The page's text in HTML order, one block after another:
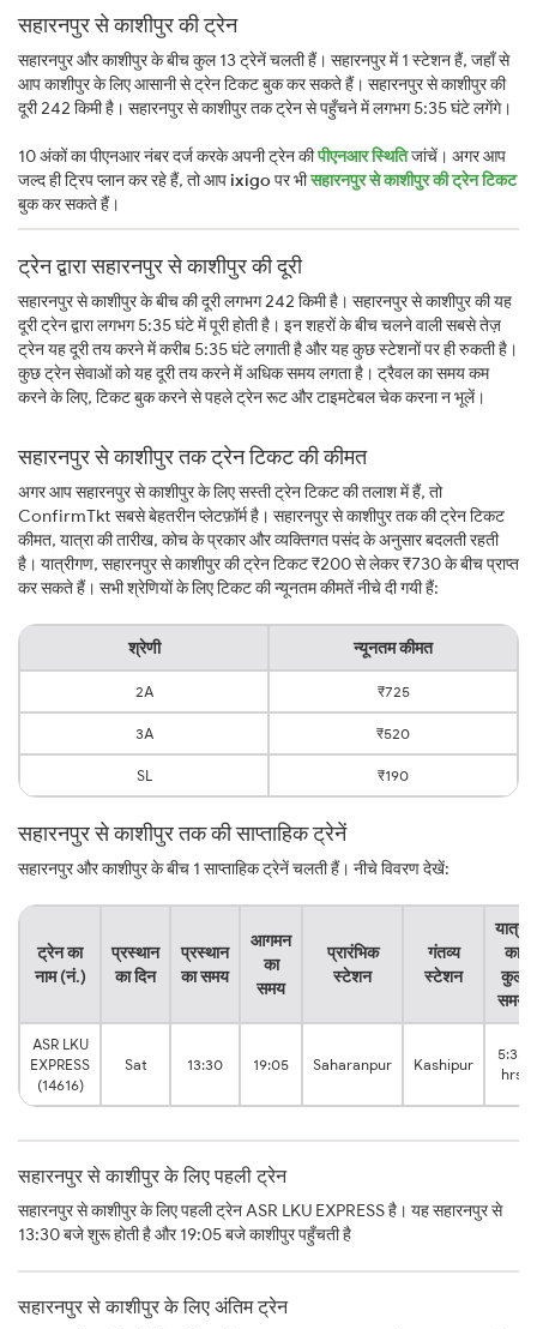
सहारनपुर से काशीपुर की ट्रेन
सहारनपुर और काशीपुर के बीच कुल 13 ट्रेनें चलती हैं। सहारनपुर में 1 स्टेशन हैं, जहाँ से
आप काशीपुर के लिए आसानी से ट्रेन टिकट बुक कर सकते हैं। सहारनपुर से काशीपुर की
दूरी 242 किमी है। सहारनपुर से काशीपुर तक ट्रेन से पहुँचने में लगभग 5:35 घंटे लगेंगे।
10 अंकों का पीएनआर नंबर दर्ज करके अपनी ट्रेन कीपीएनआर स्थितिजांचें। अगर आप
जल्द ही ट्रिप प्लान कर रहे हैं, तो आपixigoपर भीसहारनपुर से काशीपुर की ट्रेन टिकट
बुक कर सकते हैं।
ट्रेन द्वारा सहारनपुर से काशीपुर की दूरी
सहारनपुर से काशीपुर के बीच की दूरी लगभग 242 किमी है। सहारनपुर से काशीपुर की यह
दूरी ट्रेन द्वारा लगभग 5:35 घंटे में पूरी होती है। इन शहरों के बीच चलने वाली सबसे तेज़
ट्रेन यह दूरी तय करने में करीब 5:35 घंटे लगाती है और यह कुछ स्टेशनों पर ही रुकती है।
कुछ ट्रेन सेवाओं को यह दूरी तय करने में अधिक समय लगता है। ट्रैवल का समय कम
करने के लिए, टिकट बुक करने से पहले ट्रेन रूट और टाइमटेबल चेक करना न भूलें।
सहारनपुर से काशीपुर तक ट्रेन टिकट की कीमत
अगर आप सहारनपुर से काशीपुर के लिए सस्ती ट्रेन टिकट की तलाश में हैं, तो
ConfirmTkt सबसे बेहतरीन प्लेटफ़ॉर्म है। सहारनपुर से काशीपुर तक की ट्रेन टिकट
कीमत, यात्रा की तारीख, कोच के प्रकार और व्यक्तिगत पसंद के अनुसार बदलती रहती
है। यात्रीगण, सहारनपुर से काशीपुर की ट्रेन टिकट ₹200 से लेकर ₹730 के बीच प्राप्त
कर सकते हैं। सभी श्रेणियों के लिए टिकट की न्यूनतम कीमतें नीचे दी गयी हैं:
श्रेणी न्यूनतम कीमत
2A ₹725
3A ₹520
SL ₹190
सहारनपुर से काशीपुर तक की साप्ताहिक ट्रेनें
सहारनपुर और काशीपुर के बीच 1 साप्ताहिक ट्रेनें चलती हैं। नीचे विवरण देखें:
ट्रेन का
नाम (नं.)
प्रस्थान
का दिन
प्रस्थान
का समय
आगमन
का
समय
प्रारंभिक
स्टेशन
गंतव्य
स्टेशन
यात्रा
का
कुल
समय
ASR LKU
EXPRESS
(14616)
Sat 13:30 19:05 Saharanpur Kashipur
5:35
hrs
सहारनपुर से काशीपुर के लिए पहली ट्रेन
सहारनपुर से काशीपुर के लिए पहली ट्रेन ASR LKU EXPRESS है। यह सहारनपुर से
13:30 बजे शुरू होती है और 19:05 बजे काशीपुर पहुँचती है
सहारनपुर से काशीपुर के लिए अंतिम ट्रेन